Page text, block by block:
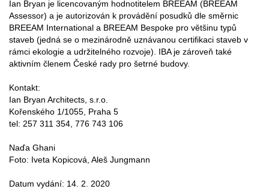
Ian Bryan je licencovaným hodnotitelem BREEAM (BREEAM
Assessor) a je autorizován k provádění posudků dle směrnic
BREEAM International a BREEAM Bespoke pro většinu typů
staveb (jedná se o mezinárodně uznávanou certifikaci staveb v
rámci ekologie a udržitelného rozvoje). IBA je zároveň také
aktivním členem České rady pro šetrné budovy.
Kontakt:
Ian Bryan Architects, s.r.o.
Kořenského 1/1055, Praha 5
tel: 257 311 354, 776 743 106
Naďa Ghani
Foto: Iveta Kopicová, Aleš Jungmann
Datum vydání: 14. 2. 2020